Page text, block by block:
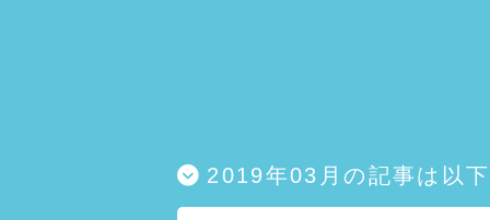
2019年03月の記事は以下